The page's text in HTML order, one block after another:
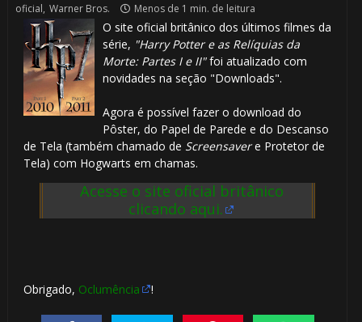
oficial, Warner Bros. Menos de 1 min. de leitura
O site oficial britânico dos últimos filmes da
série, "Harry Potter e as Relíquias da
Morte: Partes I e II"foi atualizado com
novidades na seção "Downloads".
Agora é possível fazer o download do
Pôster, do Papel de Parede e do Descanso
de Tela (também chamado de Screensavere Protetor de
Tela) com Hogwarts em chamas.
Acesse o site oficial britânico
clicando aqui.
Obrigado, Oclumência !